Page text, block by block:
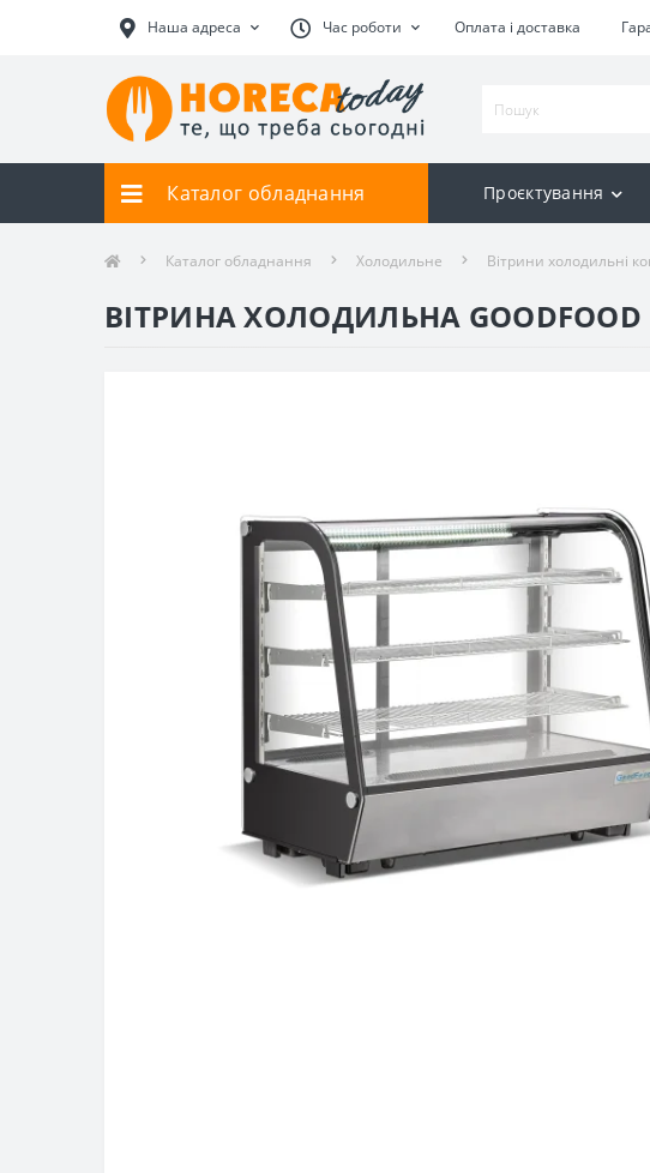
Наша адреса Час роботи Оплата і доставка
Каталог обладнання Проєктування
Каталог обладнання Холодильне Вітрини холодильні
ВІТРИНА ХОЛОДИЛЬНА